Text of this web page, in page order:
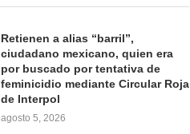
Retienen a alias “barril”,
ciudadano mexicano, quien era
por buscado por tentativa de
feminicidio mediante Circular Roja
de Interpol
agosto 5, 2026